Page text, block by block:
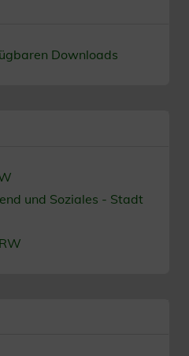
Downloads
und Soziales - Stadt